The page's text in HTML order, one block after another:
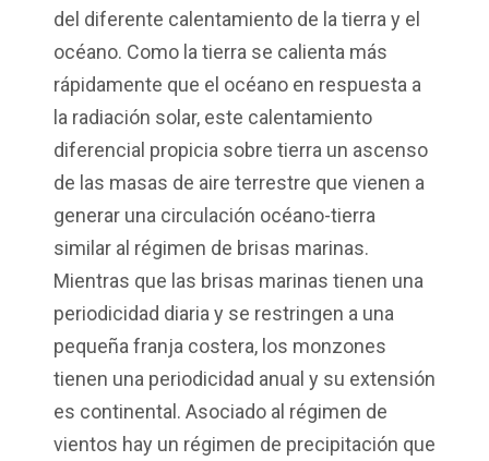
del diferente calentamiento de la tierra y el
océano. Como la tierra se calienta más
rápidamente que el océano en respuesta a
la radiación solar, este calentamiento
diferencial propicia sobre tierra un ascenso
de las masas de aire terrestre que vienen a
generar una circulación océano-tierra
similar al régimen de brisas marinas.
Mientras que las brisas marinas tienen una
periodicidad diaria y se restringen a una
pequeña franja costera, los monzones
tienen una periodicidad anual y su extensión
es continental. Asociado al régimen de
vientos hay un régimen de precipitación que